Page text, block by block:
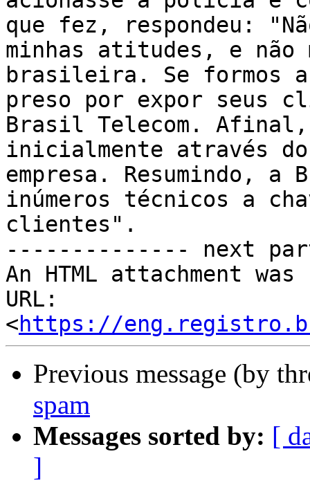
que fez, respondeu:
minhas atitudes, e não
brasileira. Se formos
preso por expor seus
Brasil Telecom. Afinal,
inicialmente através
empresa. Resumindo, a
inúmeros técnicos a
clientes".
-------------- next
An HTML attachment
URL:
<https://
Previous message (by
spam
Messages sorted by: [
]